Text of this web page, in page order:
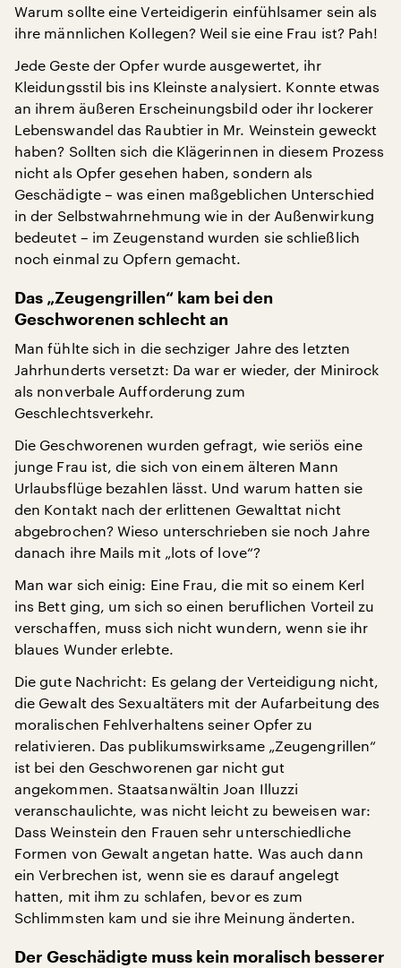
Warum sollte eine Verteidigerin einfühlsamer sein als
ihre männlichen Kollegen? Weil sie eine Frau ist? Pah!
Jede Geste der Opfer wurde ausgewertet, ihr
Kleidungsstil bis ins Kleinste analysiert. Konnte etwas
an ihrem äußeren Erscheinungsbild oder ihr lockerer
Lebenswandel das Raubtier in Mr. Weinstein geweckt
haben? Sollten sich die Klägerinnen in diesem Prozess
nicht als Opfer gesehen haben, sondern als
Geschädigte – was einen maßgeblichen Unterschied
in der Selbstwahrnehmung wie in der Außenwirkung
bedeutet – im Zeugenstand wurden sie schließlich
noch einmal zu Opfern gemacht.
Das „Zeugengrillen“ kam bei den
Geschworenen schlecht an
Man fühlte sich in die sechziger Jahre des letzten
Jahrhunderts versetzt: Da war er wieder, der Minirock
als nonverbale Aufforderung zum
Geschlechtsverkehr.
Die Geschworenen wurden gefragt, wie seriös eine
junge Frau ist, die sich von einem älteren Mann
Urlaubsflüge bezahlen lässt. Und warum hatten sie
den Kontakt nach der erlittenen Gewalttat nicht
abgebrochen? Wieso unterschrieben sie noch Jahre
danach ihre Mails mit „lots of love“?
Man war sich einig: Eine Frau, die mit so einem Kerl
ins Bett ging, um sich so einen beruflichen Vorteil zu
verschaffen, muss sich nicht wundern, wenn sie ihr
blaues Wunder erlebte.
Die gute Nachricht: Es gelang der Verteidigung nicht,
die Gewalt des Sexualtäters mit der Aufarbeitung des
moralischen Fehlverhaltens seiner Opfer zu
relativieren. Das publikumswirksame „Zeugengrillen“
ist bei den Geschworenen gar nicht gut
angekommen. Staatsanwältin Joan Illuzzi
veranschaulichte, was nicht leicht zu beweisen war:
Dass Weinstein den Frauen sehr unterschiedliche
Formen von Gewalt angetan hatte. Was auch dann
ein Verbrechen ist, wenn sie es darauf angelegt
hatten, mit ihm zu schlafen, bevor es zum
Schlimmsten kam und sie ihre Meinung änderten.
Der Geschädigte muss kein moralisch besserer